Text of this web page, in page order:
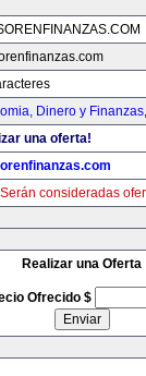
Dinero y Finanzas
una oferta!
Serán consideradas
Realizar una Oferta
Ofrecido $